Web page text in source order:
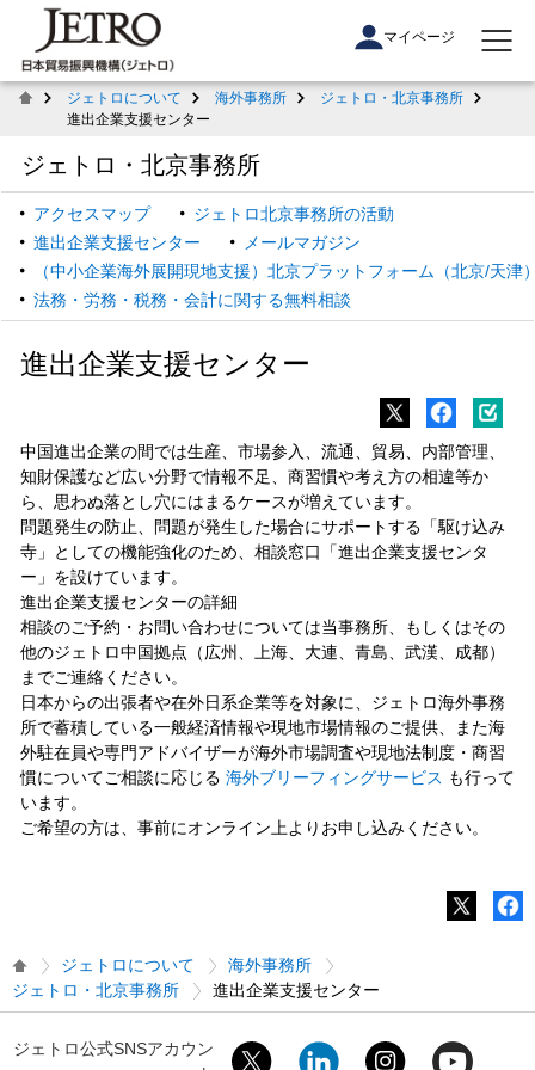
マイページ
ジェトロについて 海外事務所
ジェトロ・北京事務所
進出企業支援センター
ジェトロ・北京事務所
アクセスマップ
ジェトロ北京事務所の活動
進出企業支援センター
メールマガジン
（中小企業海外展開現地支援）北京プラットフォーム（北京/天津
法務・労務・税務・会計に関する無料相談
進出企業支援センター
中国進出企業の間では生産、市場参入、流通、貿易、内部管理、
知財保護など広い分野で情報不足、商習慣や考え方の相違等か
ら、思わぬ落とし穴にはまるケースが増えています。
問題発生の防止、問題が発生した場合にサポートする「駆け込み
寺」としての機能強化のため、相談窓口「進出企業支援センタ
ー」を設けています。
進出企業支援センターの詳細
相談のご予約・お問い合わせについては当事務所、もしくはその
他のジェトロ中国拠点（広州、上海、大連、青島、武漢、成都）
までご連絡ください。
日本からの出張者や在外日系企業等を対象に、ジェトロ海外事務
所で蓄積している一般経済情報や現地市場情報のご提供、また海
外駐在員や専門アドバイザーが海外市場調査や現地法制度・商習
慣についてご相談に応じる 海外ブリーフィングサービス も行って
います。
ご希望の方は、事前にオンライン上よりお申し込みください。
ジェトロについて
海外事務所
ジェトロ・北京事務所
進出企業支援センター
ジェトロ公式SNSアカウン